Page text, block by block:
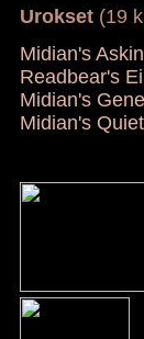
Urokset (19
Midian's
Readbear's
Midian's
Midian's